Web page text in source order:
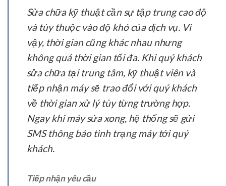
Sửa chữa kỹ thuật cần sự tập trung cao độ
và tùy thuộc vào độ khó của dịch vụ. Vì
vậy, thời gian cũng khác nhau nhưng
không quá thời gian tối đa. Khi quý khách
sửa chữa tại trung tâm, kỹ thuật viên và
tiếp nhận máy sẽ trao đổi với quý khách
về thời gian xử lý tùy từng trường hợp.
Ngay khi máy sửa xong, hệ thống sẽ gửi
SMS thông báo tình trạng máy tới quý
khách.
Tiếp nhận yêu cầu